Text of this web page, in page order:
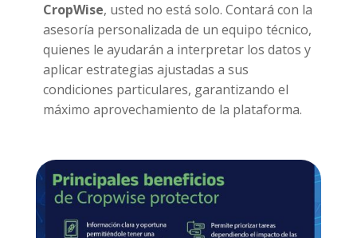
CropWise, usted no está solo. Contará con la
asesoría personalizada de un equipo técnico,
quienes le ayudarán a interpretar los datos y
aplicar estrategias ajustadas a sus
condiciones particulares, garantizando el
máximo aprovechamiento de la plataforma.